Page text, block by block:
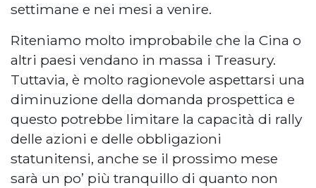
settimane e nei mesi a venire.
Riteniamo molto improbabile che la Cina o
altri paesi vendano in massa i Treasury.
Tuttavia, è molto ragionevole aspettarsi una
diminuzione della domanda prospettica e
questo potrebbe limitare la capacità di rally
delle azioni e delle obbligazioni
statunitensi, anche se il prossimo mese
sarà un po’ più tranquillo di quanto non